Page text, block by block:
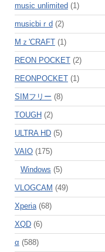
music unlimited (1)
musicbiｒd (2)
Mｚ'CRAFT(1)
REON POCKET(2)
REONPOCKET(1)
SIMフリー (8)
TOUGH (2)
ULTRA HD(5)
VAIO(175)
Windows (5)
VLOGCAM (49)
Xperia(68)
XQD(6)
α (588)